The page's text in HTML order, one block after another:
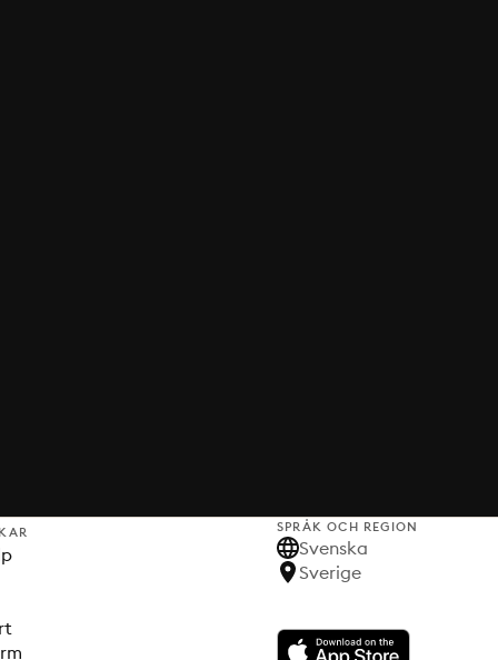
SPRÅK OCH REGION
Svenska
Sverige